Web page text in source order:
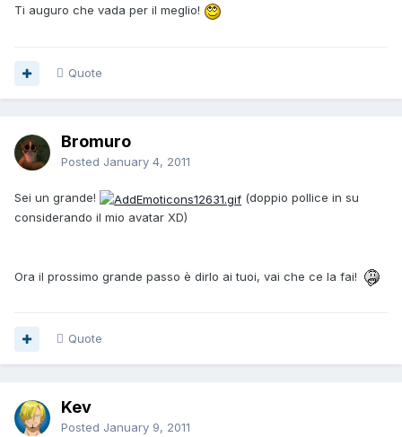
Ti auguro che vada per il meglio!
Quote
Bromuro
Posted January 4, 2011
Sei un grande!
(doppio pollice in su
considerando il mio avatar XD)
Ora il prossimo grande passo è dirlo ai tuoi, vai che ce la fai!
Quote
Kev
Posted January 9, 2011